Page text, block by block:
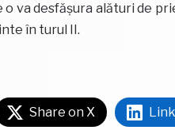
o va desfășura alături de
în turul II.
Share on X